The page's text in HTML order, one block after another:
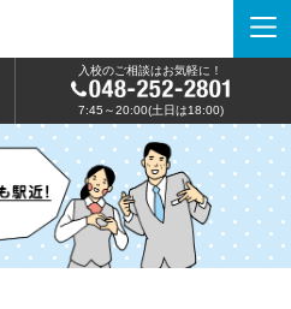
入校のご相談はお気軽に！
7:45～20:00(土日は18:00)